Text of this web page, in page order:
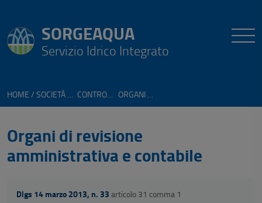
SORGEAQUA
Servizio Idrico Integrato
HOME
Organi di revisione
amministrativa e contabile
Dlgs 14 marzo 2013, n. 33 articolo 31 comma 1